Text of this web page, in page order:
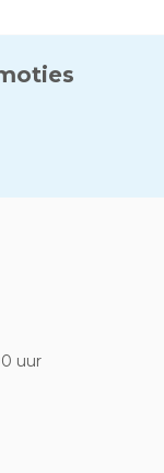
uur